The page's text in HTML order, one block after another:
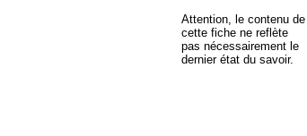
Attention, le contenu de
cette fiche ne reflète
pas nécessairement le
dernier état du savoir.